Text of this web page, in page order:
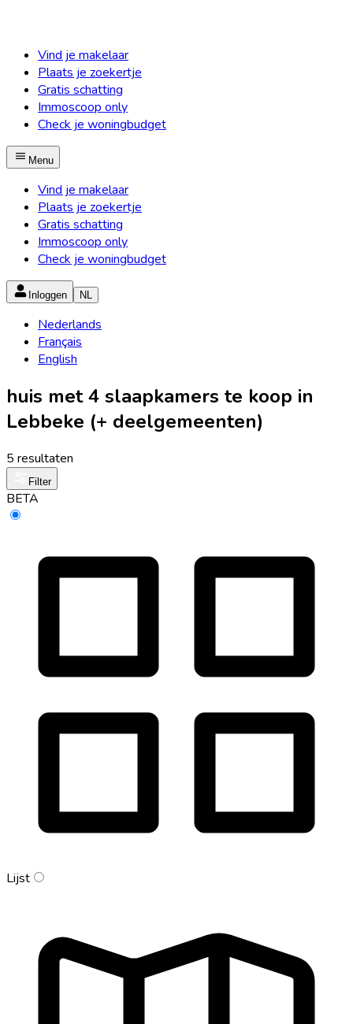
Vind je makelaar
Plaats je zoekertje
Gratis schatting
Immoscoop only
Check je woningbudget
Menu
Vind je makelaar
Plaats je zoekertje
Gratis schatting
Immoscoop only
Check je woningbudget
Inloggen NL
Nederlands
Français
English
huis met 4 slaapkamers te koop in
Lebbeke (+ deelgemeenten)
5 resultaten
Filter
BETA
Lijst